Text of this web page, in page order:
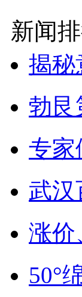
新闻
揭秘
勃艮
专家
武汉
涨价
50°